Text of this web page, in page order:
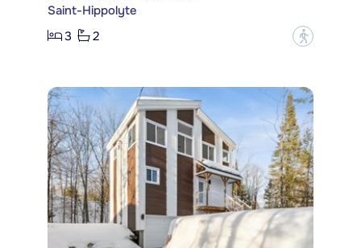
Saint-Hippolyte
3
2 ?